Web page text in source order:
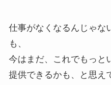
仕事がなくなるんじゃな
も、
今はまだ、これでもっと
提供できるかも、と思え